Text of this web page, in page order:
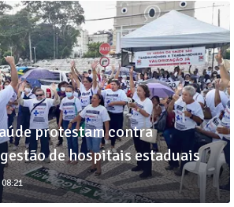
protestam contra
de hospitais estaduais
08:21